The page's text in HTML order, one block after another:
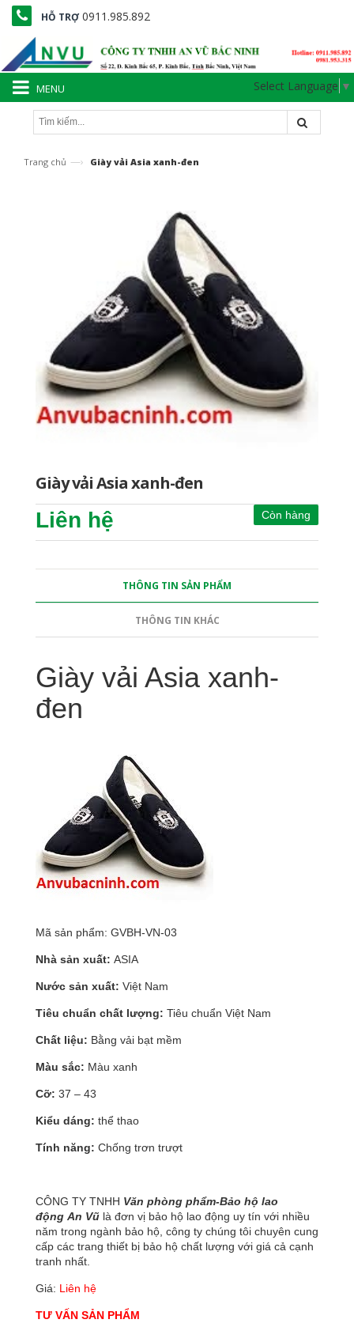
HỖ TRỢ 0911.985.892
MENU Select Language ▼
Trang chủ —› Giày vải Asia xanh-đen
Giày vải Asia xanh-đen
Còn hàng
Liên hệ
THÔNG TIN SẢN PHẨM
THÔNG TIN KHÁC
Giày vải Asia xanh-
đen
Mã sản phẩm: GVBH-VN-03
Nhà sản xuất: ASIA
Nước sản xuất: Việt Nam
Tiêu chuẩn chất lượng: Tiêu chuẩn Việt Nam
Chất liệu: Bằng vải bạt mềm
Màu sắc: Màu xanh
Cỡ: 37 – 43
Kiểu dáng: thể thao
Tính năng: Chống trơn trượt
CÔNG TY TNHH Văn phòng phẩm-Bảo hộ lao
động An Vũ là đơn vị bảo hộ lao động uy tín với nhiều
năm trong ngành bảo hộ, công ty chúng tôi chuyên cung
cấp các trang thiết bị bảo hộ chất lượng với giá cả cạnh
tranh nhất.
Giá: Liên hệ
TƯ VẤN SẢN PHẨM